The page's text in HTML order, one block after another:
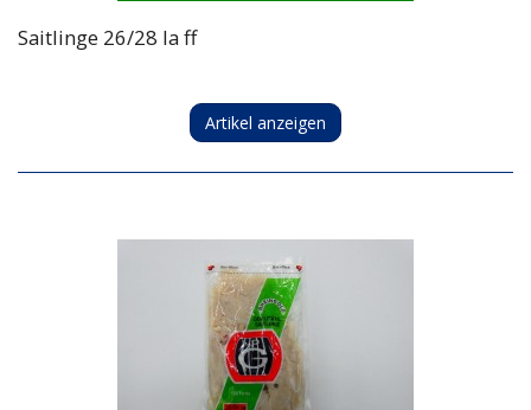
Saitlinge 26/28 Ia ff
Artikel anzeigen